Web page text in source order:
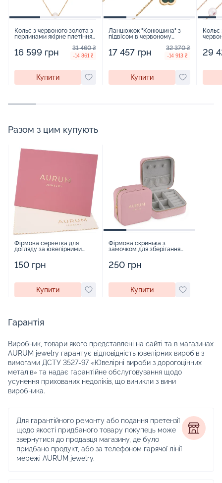
Кольє з червоного золота з
перлинами якірне плетіння -
16 599 грн 31 460 ₴
-14 861 ₴
Купити
Ланцюжок "Конюшина" з
підвісом в червоному
якір - 1590789
17 457 грн 32 370 ₴
-14 913 ₴
Купити
Кольє
29
Разом з цим купують
Фірмова серветка для
догляду за ювелірними
150 грн
Купити
Фірмова скринька з
замочком для зберігання
250 грн
Купити
Гарантія
Виробник, товари якого представлені на сайті та в магазинах
AURUM jewelry гарантує відповідність ювелірних виробів з
вимогами ДСТУ 3527-97 «Ювелірні вироби з дорогоцінних
металів» та надає гарантійне обслуговування щодо
усунення прихованих недоліків, що виникли з вини
виробника.
Для гарантійного ремонту або подання претензії
щодо якості придбаного товару покупець може
звернутися до продавця магазину, де було
придбано продукт, або за телефоном гарячої лінії
мережі AURUM jewelry.